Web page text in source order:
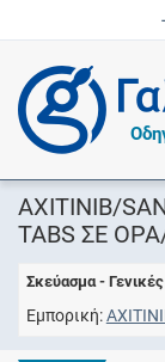
AXITINIB/
TABS ΣΕ
Σκεύασμα -
Εμπορική